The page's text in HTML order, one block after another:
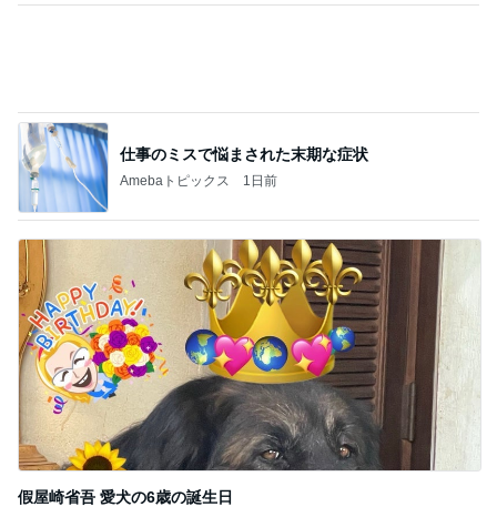
旦那に言われ電話で聞いた母の不調
Amebaトピックス 21時間前
第一印象はただの布だった暑さ対策
Amebaトピックス 1日前
できないことを認めると変わる片付け
Amebaトピックス 1日前